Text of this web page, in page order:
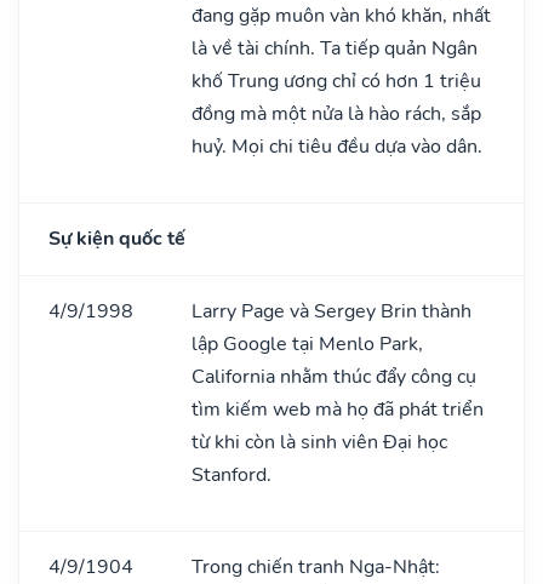
đang gặp muôn vàn khó khăn, nhất
là về tài chính. Ta tiếp quản Ngân
khố Trung ương chỉ có hơn 1 triệu
đồng mà một nửa là hào rách, sắp
huỷ. Mọi chi tiêu đều dựa vào dân.
Sự kiện quốc tế
4/9/1998
Larry Page và Sergey Brin thành
lập Google tại Menlo Park,
California nhằm thúc đẩy công cụ
tìm kiếm web mà họ đã phát triển
từ khi còn là sinh viên Đại học
Stanford.
4/9/1904
Trong chiến tranh Nga-Nhật: